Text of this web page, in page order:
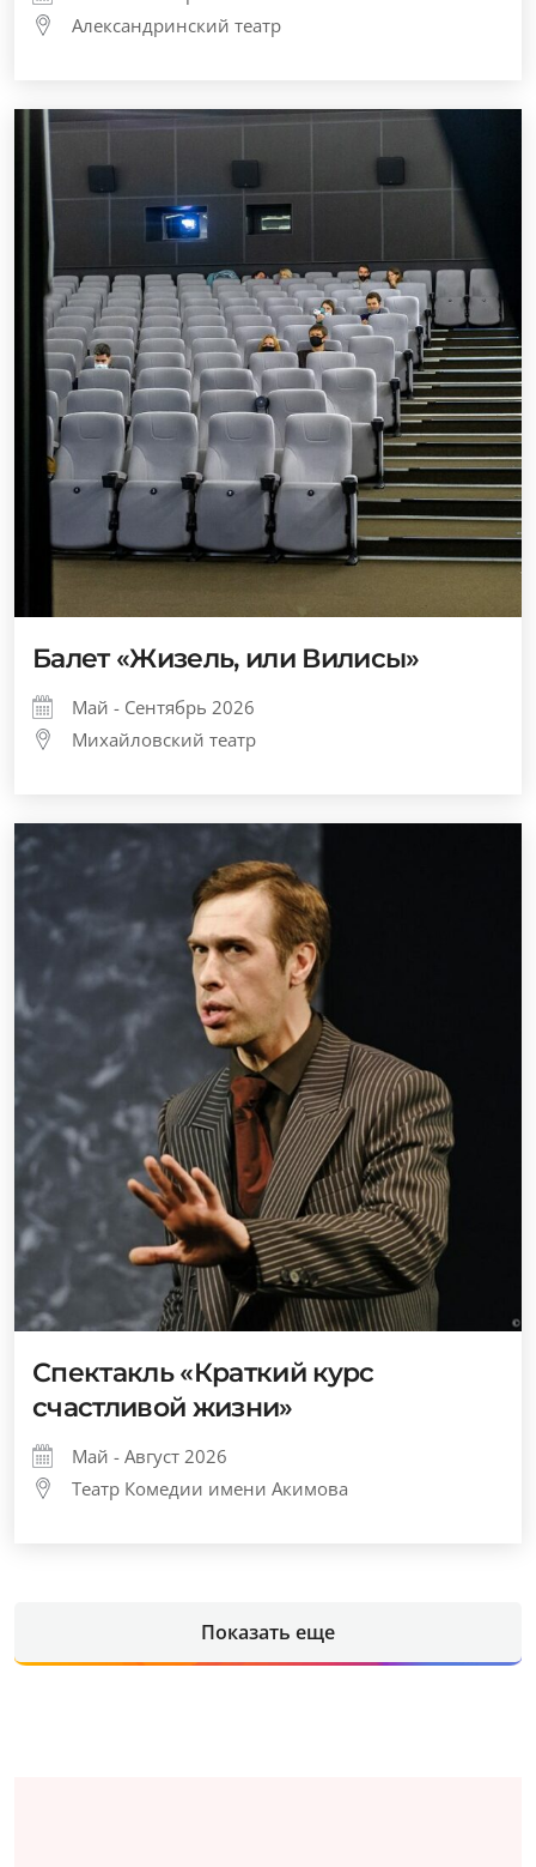
Александринский театр
Балет «Жизель, или Вилисы»
Май - Сентябрь 2026
Михайловский театр
Спектакль «Краткий курс
счастливой жизни»
Май - Август 2026
Театр Комедии имени Акимова
Показать еще